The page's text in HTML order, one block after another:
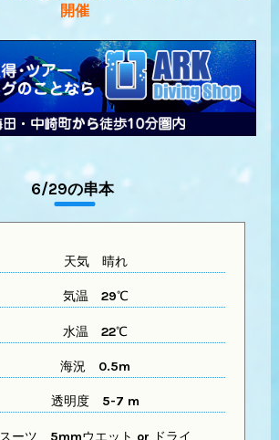
開催
6/29の串本
天気晴れ
気温 29℃
水温 22℃
海況 0.5m
透明度 5-7 m
スーツ 5mmウエット or ドライ